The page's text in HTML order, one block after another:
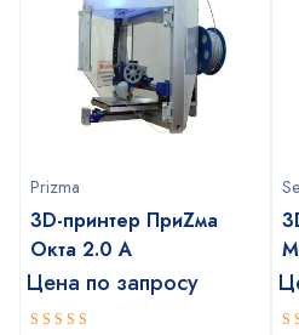
Prizma
3D-принтер ПриZма
Окта 2.0 A
Цена по запросу